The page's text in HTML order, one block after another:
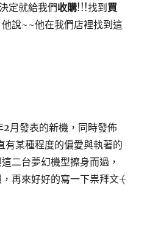
決定就給我們收購!!!找到買
說~~他在我們店裡找到這
月發表的新機，同時發佈
有某種程度的偏愛與執著的
二台夢幻機型擦身而過，
再來好好的寫一下祟拜文(